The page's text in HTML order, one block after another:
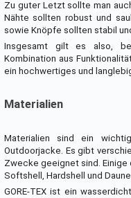
Zu guter Letzt sollte man
Nähte sollten robust und
sowie Knöpfe sollten stabil
Insgesamt gilt es also,
Kombination aus
ein hochwertiges und
Materialien
Materialien sind ein
Outdoorjacke. Es gibt
Zwecke geeignet sind. Einige
Softshell, Hardshell und
GORE-TEX ist ein